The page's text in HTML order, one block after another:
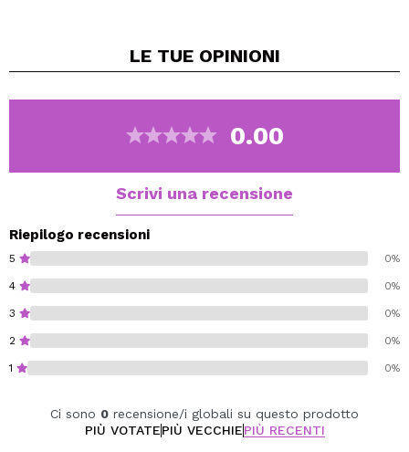
Arricchito con una miscela naturalmente idratante,
più a lungo.
divertenti, originali e un po' "particolari".
personalità propria.
Cruelty free.
Vegan.
LE TUE OPINIONI
0.00
Scrivi una recensione
Riepilogo recensioni
5 0%
4 0%
3 0%
2 0%
1 0%
Ci sono 0 recensione/i globali su questo prodotto
PIÙ VOTATEPIÙ VECCHIEPIÙ RECENTI